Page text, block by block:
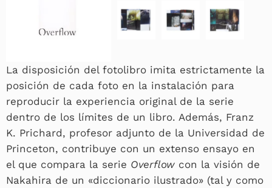
La disposición del fotolibro imita estrictamente la
posición de cada foto en la instalación para
reproducir la experiencia original de la serie
dentro de los límites de un libro. Además, Franz
K. Prichard, profesor adjunto de la Universidad de
Princeton, contribuye con un extenso ensayo en
el que compara la serie Overflow con la visión de
Nakahira de un «diccionario ilustrado» (tal y como